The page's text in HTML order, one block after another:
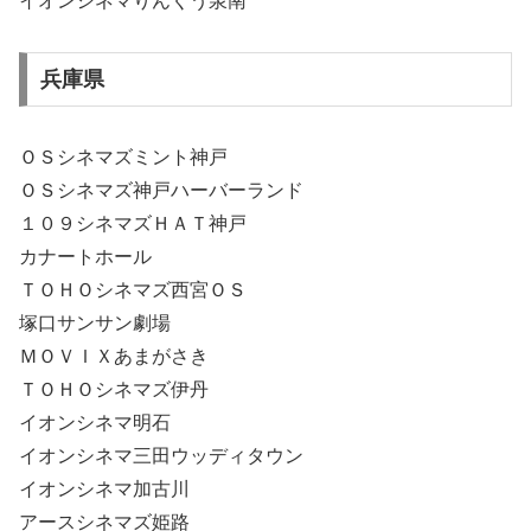
兵庫県
ＯＳシネマズミント神戸
ＯＳシネマズ神戸ハーバーランド
１０９シネマズＨＡＴ神戸
カナートホール
ＴＯＨＯシネマズ西宮ＯＳ
塚口サンサン劇場
ＭＯＶＩＸあまがさき
ＴＯＨＯシネマズ伊丹
イオンシネマ明石
イオンシネマ三田ウッディタウン
イオンシネマ加古川
アースシネマズ姫路